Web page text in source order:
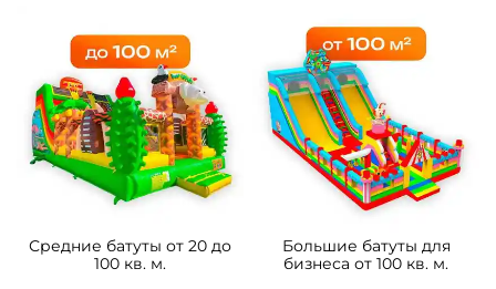
Средние батуты от 20 до
100 кв. м.
Большие батуты для
бизнеса от 100 кв. м.